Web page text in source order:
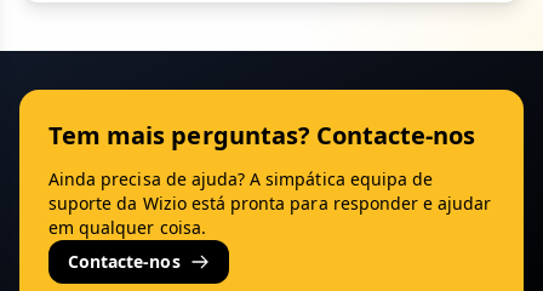
Tem mais perguntas? Contacte-nos
Ainda precisa de ajuda? A simpática equipa de
suporte da Wizio está pronta para responder e ajudar
em qualquer coisa.
Contacte-nos